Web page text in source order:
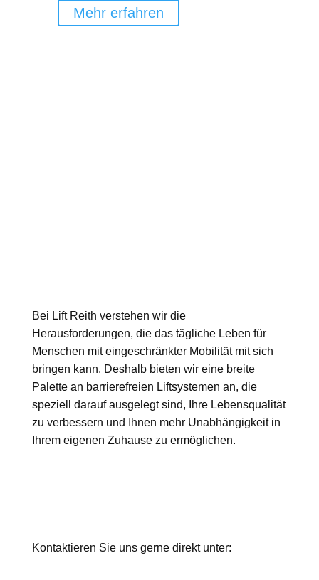
Mehr erfahren
Bei Lift Reith verstehen wir die
Herausforderungen, die das tägliche Leben für
Menschen mit eingeschränkter Mobilität mit sich
bringen kann. Deshalb bieten wir eine breite
Palette an barrierefreien Liftsystemen an, die
speziell darauf ausgelegt sind, Ihre Lebensqualität
zu verbessern und Ihnen mehr Unabhängigkeit in
Ihrem eigenen Zuhause zu ermöglichen.
Kontaktieren Sie uns gerne direkt unter: